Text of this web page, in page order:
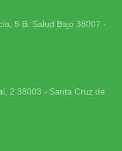
5 B. Salud Bajo 38007 -
2 38003 - Santa Cruz de